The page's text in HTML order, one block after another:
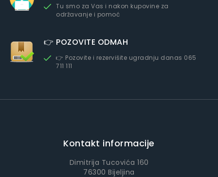
Tu smo za Vas i nakon kupovine za
održavanje i pomoć
👉 POZOVITE ODMAH
👉 Pozovite i rezervišite ugradnju danas 065
711 111
Kontakt informacije
Dimitrija Tucovića 160
76300 Bijeljina